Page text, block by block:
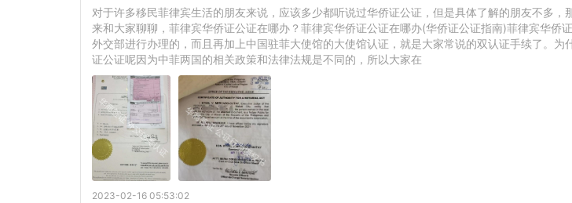
对于许多移民菲律宾生活的朋友来说，应该多少都听说过华侨证公证，但是具体了解的朋友不多，
来和大家聊聊，菲律宾华侨证公证在哪办？菲律宾华侨证公证在哪办(华侨证公证指南)菲律宾华侨
外交部进行办理的，而且再加上中国驻菲大使馆的大使馆认证，就是大家常说的双认证手续了。为
证公证呢因为中菲两国的相关政策和法律法规是不同的，所以大家在
2023-02-16 05:53:02